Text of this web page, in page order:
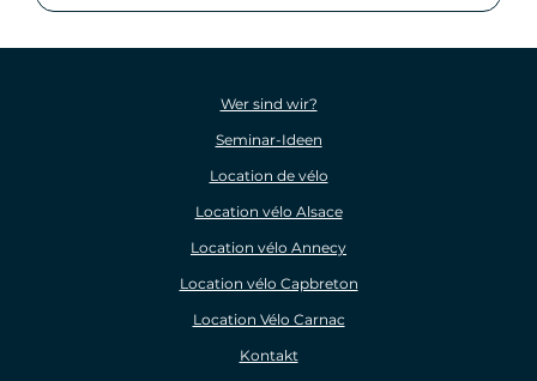
Wer sind wir?
Seminar-Ideen
Location de vélo
Location vélo Alsace
Location vélo Annecy
Location vélo Capbreton
Location Vélo Carnac
Kontakt